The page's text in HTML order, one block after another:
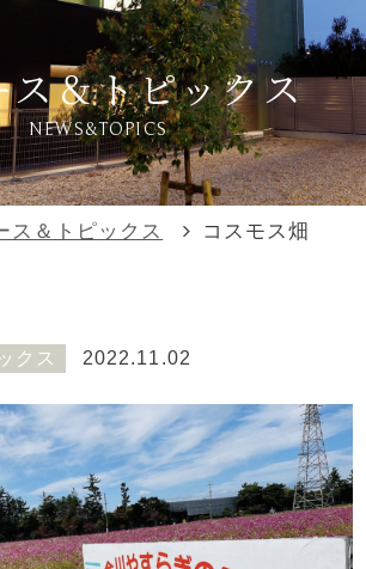
ス＆トピックス
NEWS&TOPICS
ス＆トピックス コスモス畑
クス 2022.11.02